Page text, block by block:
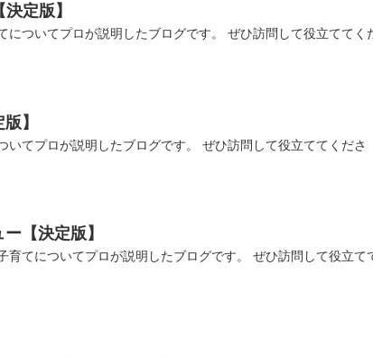
定版】
についてプロが説明したブログです。 ぜひ訪問して役立ててく
】
いてプロが説明したブログです。 ぜひ訪問して役立ててくださ
【決定版】
育てについてプロが説明したブログです。 ぜひ訪問して役立て